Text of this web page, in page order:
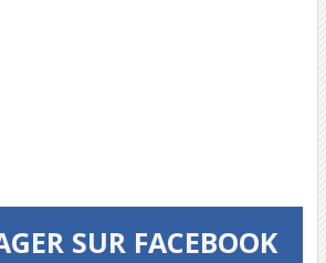
SUR FACEBOOK